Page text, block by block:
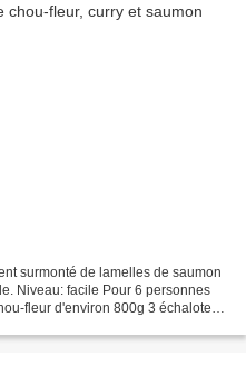
surmonté de lamelles de saumon
Niveau: facile Pour 6 personnes
fleur d'environ 800g 3 échalotes